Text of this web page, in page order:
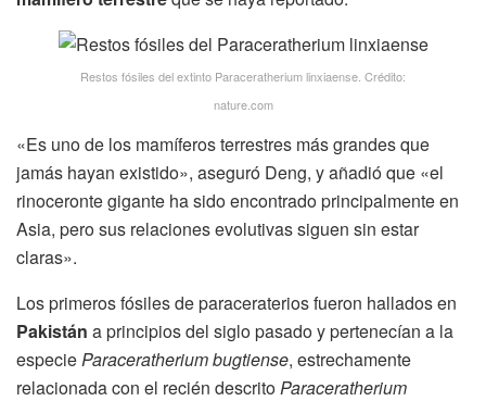
Restos fósiles del extinto Paraceratherium linxiaense. Crédito:
nature.com
«Es uno de los mamíferos terrestres más grandes que
jamás hayan existido», aseguró Deng, y añadió que «el
rinoceronte gigante ha sido encontrado principalmente en
Asia, pero sus relaciones evolutivas siguen sin estar
claras».
Los primeros fósiles de paraceraterios fueron hallados en
Pakistán a principios del siglo pasado y pertenecían a la
especie Paraceratherium bugtiense, estrechamente
relacionada con el recién descrito Paraceratherium